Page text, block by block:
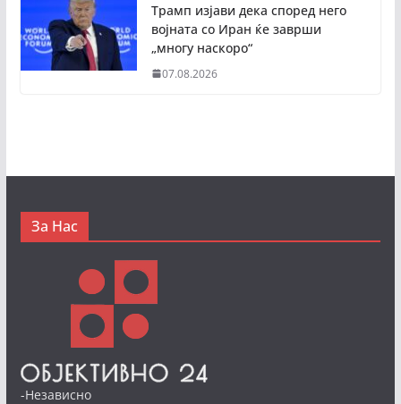
Трамп изјави дека според него
војната со Иран ќе заврши
„многу наскоро“
07.08.2026
За Нас
-Независно